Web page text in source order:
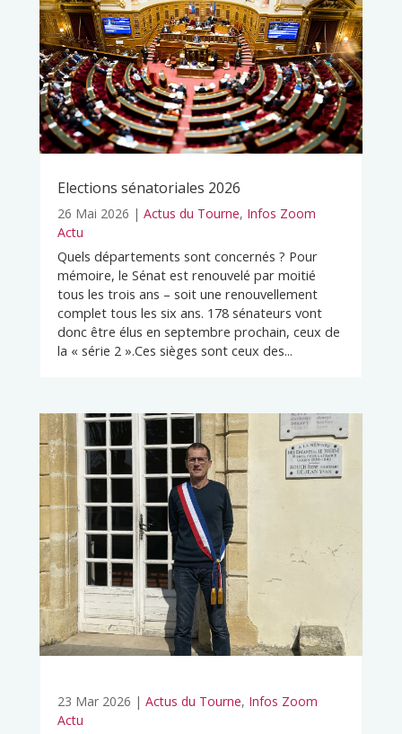
Elections sénatoriales 2026
26 Mai 2026 | Actus du Tourne, Infos Zoom
Actu
Quels départements sont concernés ? Pour
mémoire, le Sénat est renouvelé par moitié
tous les trois ans – soit une renouvellement
complet tous les six ans. 178 sénateurs vont
donc être élus en septembre prochain, ceux de
la « série 2 ».Ces sièges sont ceux des...
23 Mar 2026 | Actus du Tourne, Infos Zoom
Actu